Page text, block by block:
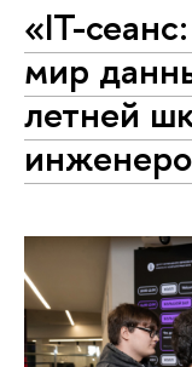
«IT-
мир
летней